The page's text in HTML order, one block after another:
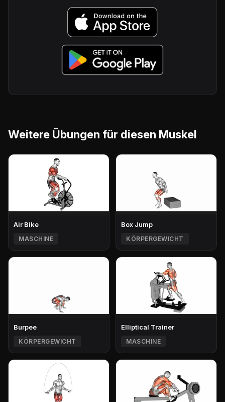
Weitere Übungen für diesen Muskel
Air Bike
MASCHINE
Box Jump
KÖRPERGEWICHT
Burpee
KÖRPERGEWICHT
Elliptical Trainer
MASCHINE